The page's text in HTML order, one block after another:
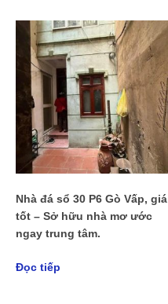
Nhà đá sổ 30 P6 Gò Vấp, giá
tốt – Sở hữu nhà mơ ước
ngay trung tâm.
Đọc tiếp